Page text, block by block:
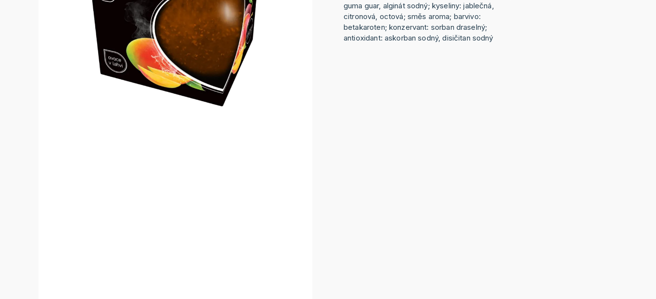
guma guar, alginát sodný; kyseliny: jablečná,
citronová, octová; směs aroma; barvivo:
betakaroten; konzervant: sorban draselný;
antioxidant: askorban sodný, disičitan sodný